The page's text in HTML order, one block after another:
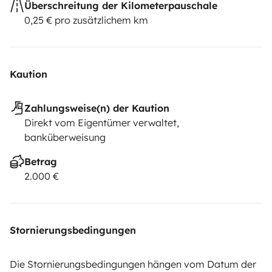
Überschreitung der Kilometerpauschale
0,25 € pro zusätzlichem km
Kaution
Zahlungsweise(n) der Kaution
Direkt vom Eigentümer verwaltet,
banküberweisung
Betrag
2.000 €
Stornierungsbedingungen
Die Stornierungsbedingungen hängen vom Datum der